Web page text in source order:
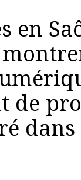
en
de